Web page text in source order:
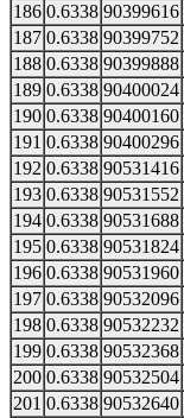
186 0.6338 90399616
187 0.6338 90399752
188 0.6338 90399888
189 0.6338 90400024
190 0.6338 90400160
191 0.6338 90400296
192 0.6338 90531416
193 0.6338 90531552
194 0.6338 90531688
195 0.6338 90531824
196 0.6338 90531960
197 0.6338 90532096
198 0.6338 90532232
199 0.6338 90532368
200 0.6338 90532504
201 0.6338 90532640